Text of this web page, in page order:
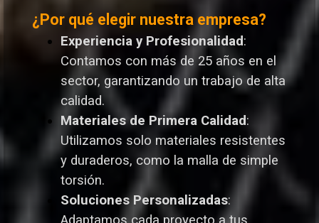
¿Por qué elegir nuestra empresa?
Experiencia y Profesionalidad:
Contamos con más de 25 años en el
sector, garantizando un trabajo de alta
calidad.
Materiales de Primera Calidad:
Utilizamos solo materiales resistentes
y duraderos, como la malla de simple
torsión.
Soluciones Personalizadas: